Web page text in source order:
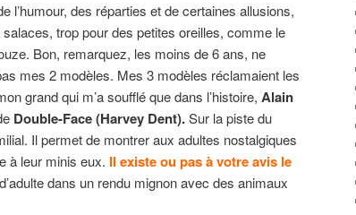
l’humour, des réparties et de certaines allusions,
trop pour des petites oreilles, comme le
Bon, remarquez, les moins de 6 ans, ne
mes 2 modèles. Mes 3 modèles réclamaient les
grand qui m’a soufflé que dans l’histoire, Alain
Double-Face (Harvey Dent).Sur la piste du
Il permet de montrer aux adultes nostalgiques
à leur minis eux. Il existe ou pas à votre avis le
dans un rendu mignon avec des animaux